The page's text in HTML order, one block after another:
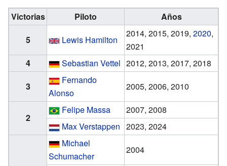
Victorias Piloto
Años
5
Lewis Hamilton
2014, 2015, 2019,2020,
2021
4
Sebastian Vettel 2012, 2013, 2017, 2018
3
Fernando
Alonso
2005, 2006, 2010
2
Felipe Massa
2007, 2008
Max Verstappen 2023, 2024
Michael
Schumacher
2004